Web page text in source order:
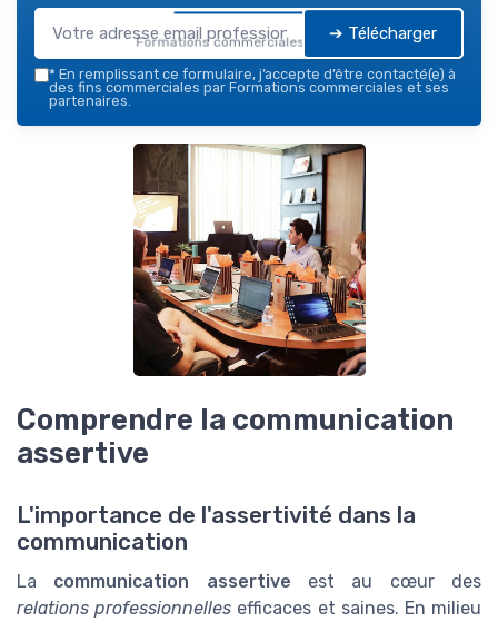
Formations commerciales — 2026➔ Télécharger
* En remplissant ce formulaire, j’accepte d’être contacté(e) à
des fins commerciales par Formations commerciales et ses
partenaires.
Comprendre la communication
assertive
L'importance de l'assertivité dans la
communication
La communication assertive est au cœur des
relations professionnelles efficaces et saines. En milieu